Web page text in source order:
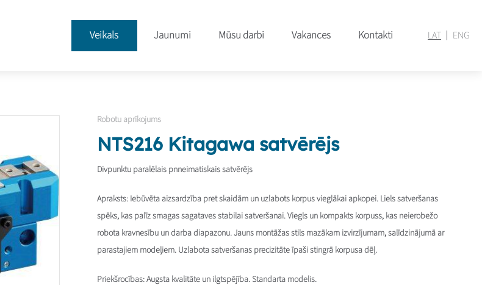
Veikals Jaunumi Mūsu darbi Vakances Kontakti LAT ENG
Robotu aprīkojums
NTS216 Kitagawa satvērējs
Divpunktu paralēlais pnneimatiskais satvērējs
Apraksts:Iebūvēta aizsardzība pret skaidām un uzlabots korpus vieglākai apkopei. Liels satveršanas
spēks, kas palīz smagas sagataves stabilai satveršanai. Viegls un kompakts korpuss, kas neierobežo
robota kravnesību un darba diapazonu. Jauns montāžas stils mazākam izvirzījumam, salīdzinājumā ar
parastajiem modeļiem. Uzlabota satveršanas precizitāte īpaši stingrā korpusa dēļ.
Priekšrocības: Augsta kvalitāte un ilgtspējība. Standarta modelis.